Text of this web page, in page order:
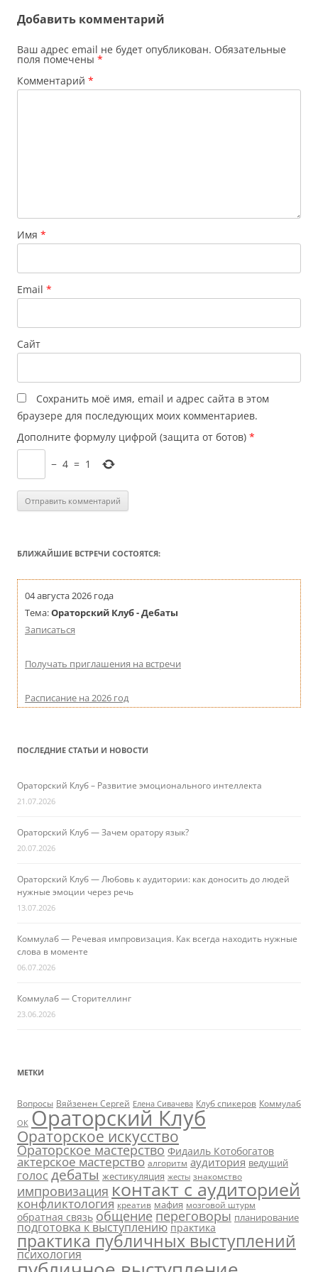
Добавить комментарий
Ваш адрес email не будет опубликован. Обязательные
поля помечены *
Комментарий *
Имя *
Email *
Сайт
Сохранить моё имя, email и адрес сайта в этом
браузере для последующих моих комментариев.
Дополните формулу цифрой (защита от ботов) *
− 4 = 1
БЛИЖАЙШИЕ ВСТРЕЧИ СОСТОЯТСЯ:
04 августа 2026 года
Тема:Ораторский Клуб - Дебаты
Записаться
Получать приглашения на встречи
Расписание на 2026 год
ПОСЛЕДНИЕ СТАТЬИ И НОВОСТИ
Ораторский Клуб – Развитие эмоционального интеллекта
21.07.2026
Ораторский Клуб — Зачем оратору язык?
20.07.2026
Ораторский Клуб — Любовь к аудитории: как доносить до людей
нужные эмоции через речь
13.07.2026
Коммулаб — Речевая импровизация. Как всегда находить нужные
слова в моменте
06.07.2026
Коммулаб — Сторителлинг
23.06.2026
МЕТКИ
Вопросы Вяйзенен Сергей Елена Сивачева Клуб спикеров Коммулаб
ОК Ораторский Клуб
Ораторское искусство
Ораторское мастерство Фидаиль Котобогатов
актерское мастерство алгоритм аудитория ведущий
голос дебаты жестикуляция жесты знакомство
импровизация контакт с аудиторией
конфликтология креатив мафия мозговой штурм
обратная связь общение переговоры планирование
подготовка к выступлению практика
практика публичных выступлений
психология